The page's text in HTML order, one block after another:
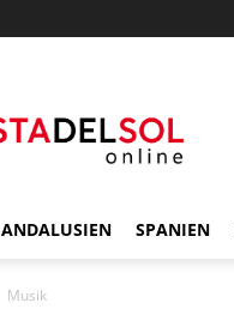
ANDALUSIEN SPANIEN
Musik